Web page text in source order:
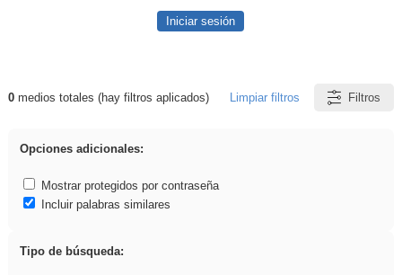
Iniciar sesión
Resultados de: Ahmet
0medios totales (hay filtros aplicados) Limpiar filtros Filtros
Opciones adicionales:
Mostrar protegidos por contraseña
Incluir palabras similares
Tipo de búsqueda: